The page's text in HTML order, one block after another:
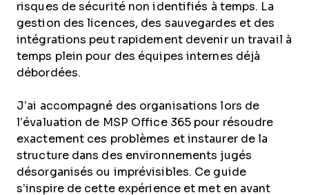
risques de sécurité non identifiés à temps. La
gestion des licences, des sauvegardes et des
intégrations peut rapidement devenir un travail à
temps plein pour des équipes internes déjà
débordées.
J’ai accompagné des organisations lors de
l’évaluation de MSP Office 365 pour résoudre
exactement ces problèmes et instaurer de la
structure dans des environnements jugés
désorganisés ou imprévisibles. Ce guide
s’inspire de cette expérience et met en avant